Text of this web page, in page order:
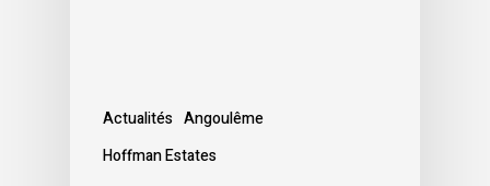
Actualités Angoulême
Hoffman Estates